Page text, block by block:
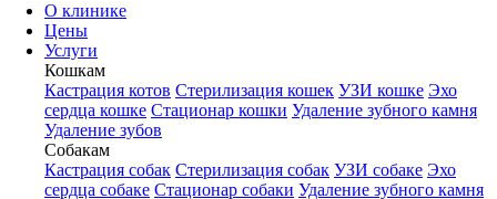
О клинике
Цены
Услуги
Кошкам
Кастрация котов Стерилизация кошек УЗИ кошке Эхо
сердца кошке Стационар кошки Удаление зубного камня
Удаление зубов
Собакам
Кастрация собак Стерилизация собак УЗИ собаке Эхо
сердца собаке Стационар собаки Удаление зубного камня